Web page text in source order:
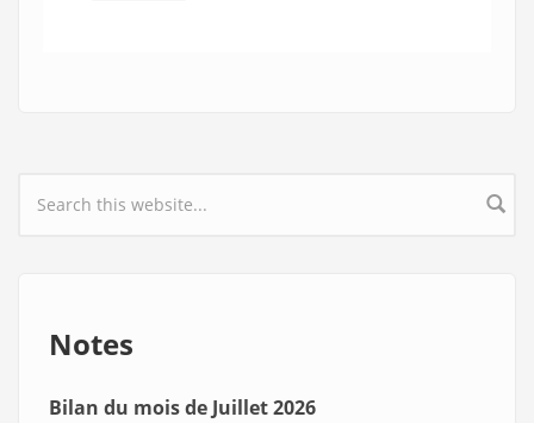
Search form
Notes
Bilan du mois de Juillet 2026